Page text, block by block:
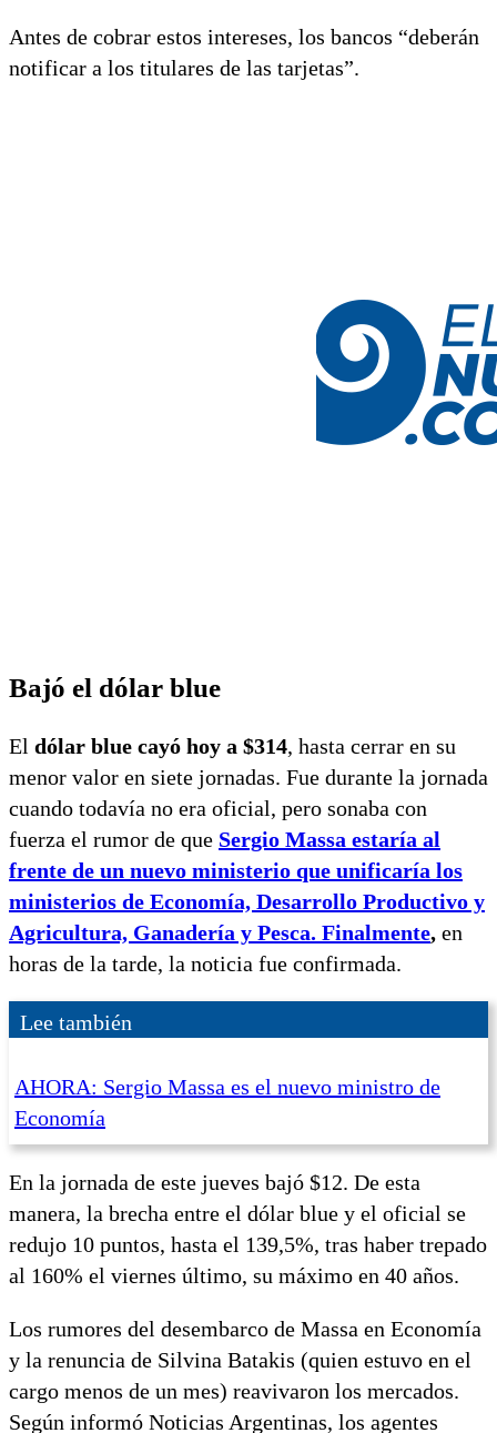
Antes de cobrar estos intereses, los bancos “deberán
notificar a los titulares de las tarjetas”.
Bajó el dólar blue
El dólar blue cayó hoy a $314, hasta cerrar en su
menor valor en siete jornadas. Fue durante la jornada
cuando todavía no era oficial, pero sonaba con
fuerza el rumor de que Sergio Massa estaría al
frente de un nuevo ministerio que unificaría los
ministerios de Economía, Desarrollo Productivo y
Agricultura, Ganadería y Pesca. Finalmente, en
horas de la tarde, la noticia fue confirmada.
Lee también
AHORA: Sergio Massa es el nuevo ministro de
Economía
En la jornada de este jueves bajó $12. De esta
manera, la brecha entre el dólar blue y el oficial se
redujo 10 puntos, hasta el 139,5%, tras haber trepado
al 160% el viernes último, su máximo en 40 años.
Los rumores del desembarco de Massa en Economía
y la renuncia de Silvina Batakis (quien estuvo en el
cargo menos de un mes) reavivaron los mercados.
Según informó Noticias Argentinas, los agentes